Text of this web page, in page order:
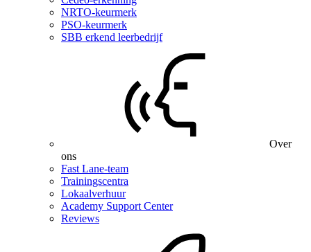
NRTO-keurmerk
PSO-keurmerk
SBB erkend leerbedrijf
Over
ons
Fast Lane-team
Trainingscentra
Lokaalverhuur
Academy Support Center
Reviews